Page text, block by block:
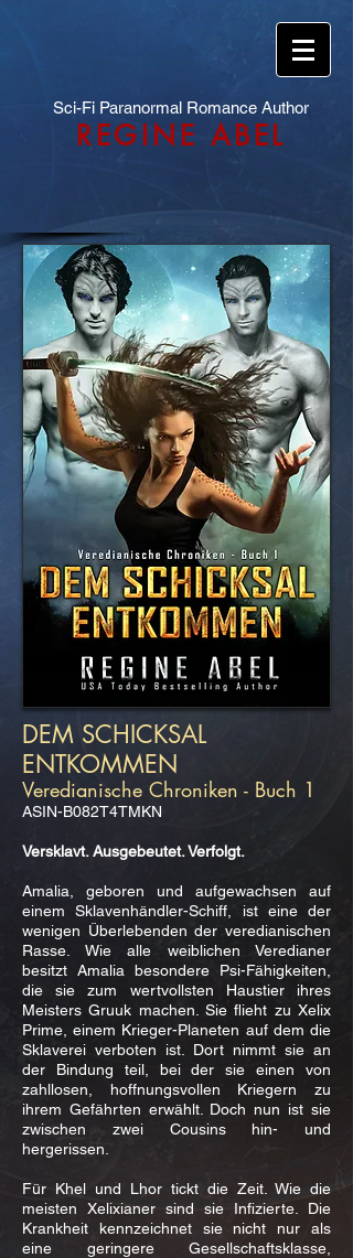
Sci-Fi Paranormal Romance Author
REGINE ABEL
DEM SCHICKSAL
ENTKOMMEN
Veredianische Chroniken - Buch 1
ASIN-B082T4TMKN
Versklavt. Ausgebeutet. Verfolgt.
Amalia, geboren und aufgewachsen auf
einem Sklavenhändler-Schiff, ist eine der
wenigen Überlebenden der veredianischen
Rasse. Wie alle weiblichen Veredianer
besitzt Amalia besondere Psi-Fähigkeiten,
die sie zum wertvollsten Haustier ihres
Meisters Gruuk machen. Sie flieht zu Xelix
Prime, einem Krieger-Planeten auf dem die
Sklaverei verboten ist. Dort nimmt sie an
der Bindung teil, bei der sie einen von
zahllosen, hoffnungsvollen Kriegern zu
ihrem Gefährten erwählt. Doch nun ist sie
zwischen zwei Cousins hin- und
hergerissen.
Für Khel und Lhor tickt die Zeit. Wie die
meisten Xelixianer sind sie Infizierte. Die
Krankheit kennzeichnet sie nicht nur als
eine geringere Gesellschaftsklasse,